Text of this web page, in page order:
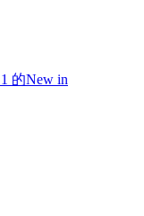
的New in